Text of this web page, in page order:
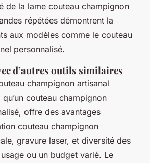
de la lame couteau champignon
répétées démontrent la
aux modèles comme le couteau
personnalisé.
d’autres outils similaires
champignon artisanal
couteau champignon
offre des avantages
couteau champignon
gravure laser, et diversité des
ou un budget varié. Le